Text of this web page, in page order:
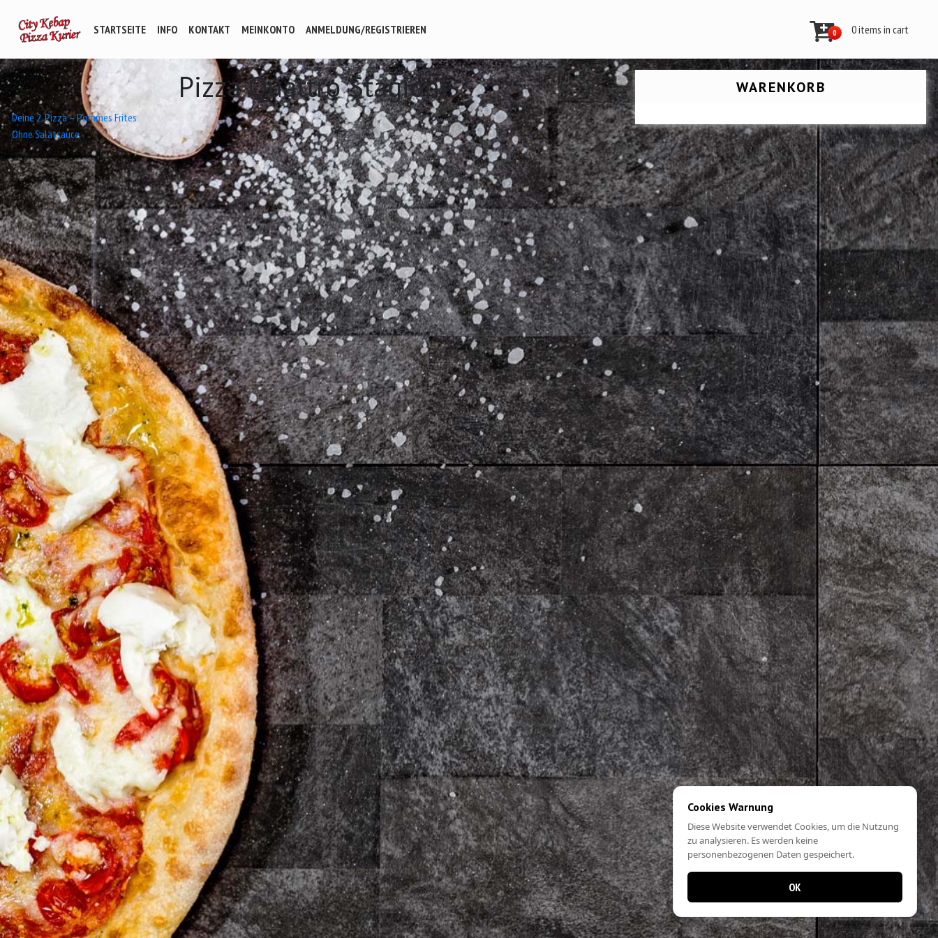
STARTSEITE INFO KONTAKT MEINKONTO ANMELDUNG/REGISTRIEREN 0 0 items in cart
Pizza Quattro Stagioni
Beitrags-
Navigation
Deine 2. Pizza – Pommes Frites
Ohne Salatsauce
WARENKORB
Cookies Warnung
Diese Website verwendet Cookies, um die Nutzung
zu analysieren. Es werden keine
personenbezogenen Daten gespeichert.
OK